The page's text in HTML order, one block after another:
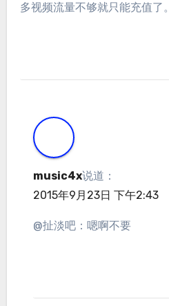
多视频流量不够就只能充值了。
music4x说道：
2015年9月23日 下午2:43
@扯淡吧：嗯啊不要